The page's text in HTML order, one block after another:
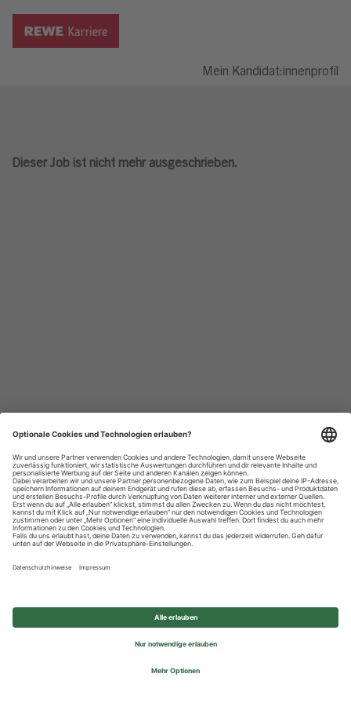
Mein Kandidat:innenprofil
Dieser Job ist nicht mehr ausgeschrieben.
Datenschutzhinweise
Impressum
Privatsphäre-Einstellungen
© 2026 REWE Group - All rights reserved